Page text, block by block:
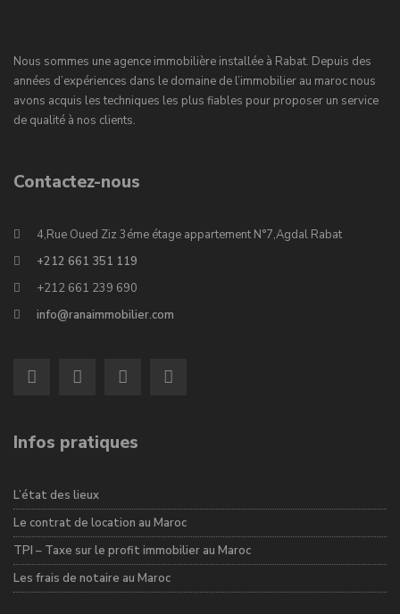
Nous sommes une agence immobilière installée à Rabat. Depuis des
années d’expériences dans le domaine de l’immobilier au maroc nous
avons acquis les techniques les plus fiables pour proposer un service
de qualité à nos clients.
Contactez-nous
4,Rue Oued Ziz 3éme étage appartement N°7,Agdal Rabat
+212 661 351 119
+212 661 239 690
info@ranaimmobilier.com
Infos pratiques
L’état des lieux
Le contrat de location au Maroc
TPI – Taxe sur le profit immobilier au Maroc
Les frais de notaire au Maroc